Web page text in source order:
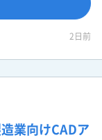
2日前
業向けCADア